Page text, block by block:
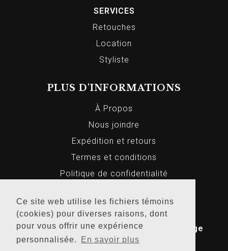
Ce site web utilise les fichiers témoins
(cookies) pour diverses raisons, dont
pour vous offrir une expérience
personnalisée.
En savoir plus
SERVICES
Retouches
Location
Styliste
PLUS D'INFORMATIONS
À Propos
Nous joindre
Expédition et retours
Termes et conditions
Politique de confidentialité
© 2026 Markus Homme et Femme, Tous
droits réservés. Conception Web par
Bridge
Media.